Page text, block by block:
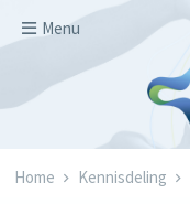
Menu
Kruimelpad
Home Kennisdeling